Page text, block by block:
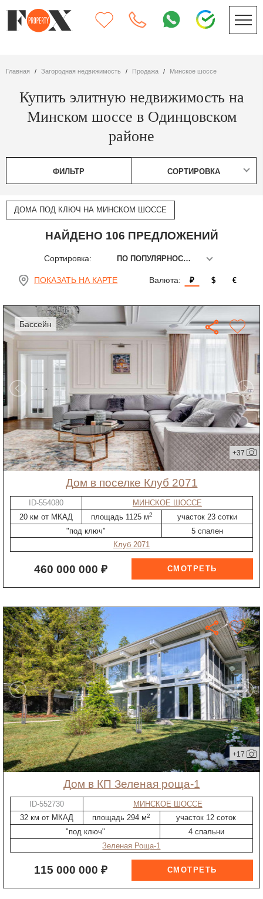
Главная Загородная недвижимость Продажа Минское шоссе
Купить элитную недвижимость на
Минском шоссе в Одинцовском
районе
ФИЛЬТР СОРТИРОВКА
ДОМА ПОД КЛЮЧ НА МИНСКОМ ШОССЕ
НАЙДЕНО 106 ПРЕДЛОЖЕНИЙ
Сортировка: ПО ПОПУЛЯРНОСТИ
ПОКАЗАТЬ НА КАРТЕ Валюта: ₽ $ €
бассейн
+37
дом в поселке Клуб 2071
ID-554080
МИНСКОЕ ШОССЕ
20 км от МКАД
площадь 1125 м2
участок 23 сотки
"под ключ"
5 спален
Клуб 2071
460 000 000 ₽
+17
дом в КП Зеленая роща-1
ID-552730
МИНСКОЕ ШОССЕ
32 км от МКАД
площадь 294 м2
участок 12 соток
"под ключ"
4 спальни
Зеленая Роща-1
115 000 000 ₽